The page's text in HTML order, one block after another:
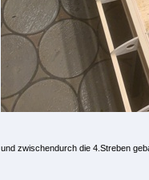
und zwischendurch die 4.Streben